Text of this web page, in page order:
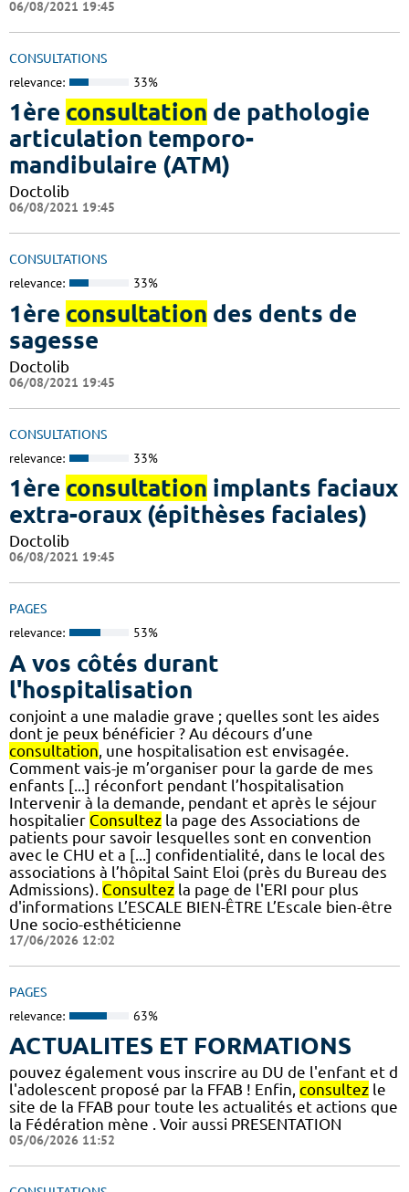
06/08/2021 19:45
CONSULTATIONS
relevance: 33%
1ère consultation de pathologie
articulation temporo-
mandibulaire (ATM)
Doctolib
06/08/2021 19:45
CONSULTATIONS
relevance: 33%
1ère consultation des dents de
sagesse
Doctolib
06/08/2021 19:45
CONSULTATIONS
relevance: 33%
1ère consultation implants faciaux
extra-oraux (épithèses faciales)
Doctolib
06/08/2021 19:45
PAGES
relevance: 53%
A vos côtés durant
l'hospitalisation
conjoint a une maladie grave ; quelles sont les aides
dont je peux bénéficier ? Au décours d’une
consultation, une hospitalisation est envisagée.
Comment vais-je m’organiser pour la garde de mes
enfants [...] réconfort pendant l’hospitalisation
Intervenir à la demande, pendant et après le séjour
hospitalier Consultez la page des Associations de
patients pour savoir lesquelles sont en convention
avec le CHU et a [...] confidentialité, dans le local des
associations à l’hôpital Saint Eloi (près du Bureau des
Admissions). Consultez la page de l'ERI pour plus
d'informations L’ESCALE BIEN-ÊTRE L’Escale bien-être
Une socio-esthéticienne
17/06/2026 12:02
PAGES
relevance: 63%
ACTUALITES ET FORMATIONS
pouvez également vous inscrire au DU de l'enfant et d
l'adolescent proposé par la FFAB ! Enfin, consultez le
site de la FFAB pour toute les actualités et actions que
la Fédération mène . Voir aussi PRESENTATION
05/06/2026 11:52